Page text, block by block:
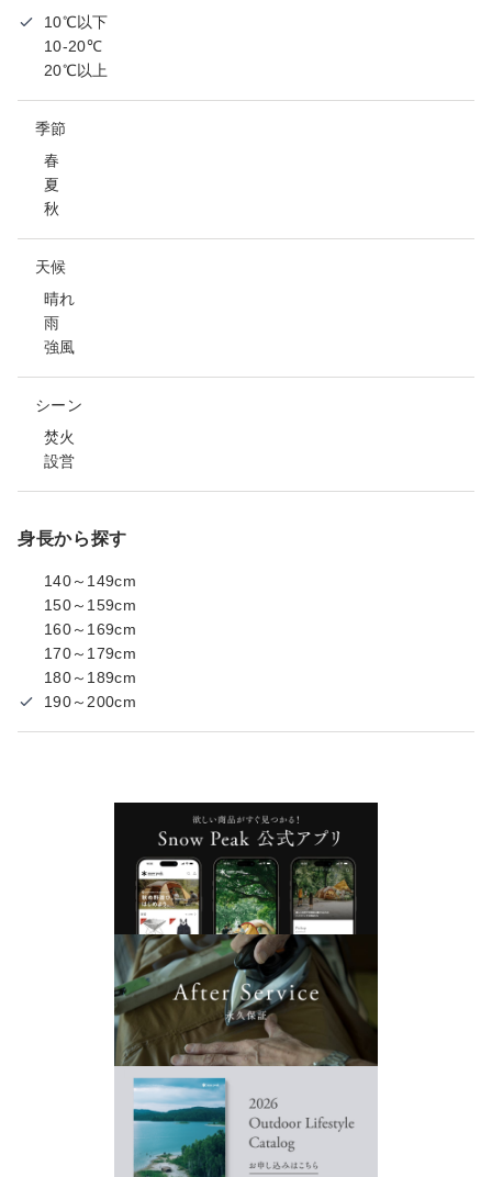
10℃以下
10-20℃
20℃以上
季節
春
夏
秋
天候
晴れ
雨
強風
シーン
焚火
設営
身長から探す
140～149cm
150～159cm
160～169cm
170～179cm
180～189cm
190～200cm